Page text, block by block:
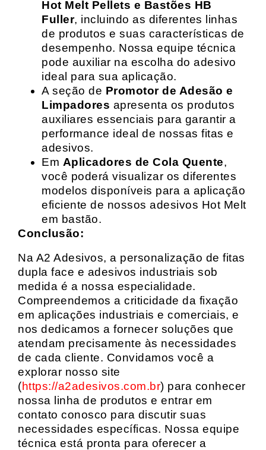
Hot Melt Pellets e Bastões HB
Fuller, incluindo as diferentes linhas
de produtos e suas características de
desempenho. Nossa equipe técnica
pode auxiliar na escolha do adesivo
ideal para sua aplicação.
A seção de Promotor de Adesão e
Limpadores apresenta os produtos
auxiliares essenciais para garantir a
performance ideal de nossas fitas e
adesivos.
Em Aplicadores de Cola Quente,
você poderá visualizar os diferentes
modelos disponíveis para a aplicação
eficiente de nossos adesivos Hot Melt
em bastão.
Conclusão:
Na A2 Adesivos, a personalização de fitas
dupla face e adesivos industriais sob
medida é a nossa especialidade.
Compreendemos a criticidade da fixação
em aplicações industriais e comerciais, e
nos dedicamos a fornecer soluções que
atendam precisamente às necessidades
de cada cliente. Convidamos você a
explorar nosso site
(https://a2adesivos.com.br) para conhecer
nossa linha de produtos e entrar em
contato conosco para discutir suas
necessidades específicas. Nossa equipe
técnica está pronta para oferecer a